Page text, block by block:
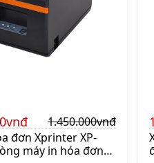
1.450.000vnđ
đơn Xprinter XP-
máy in hóa đơn